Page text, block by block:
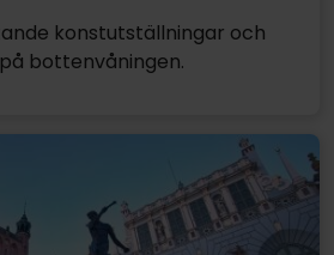
konstutställningar och
bottenvåningen.